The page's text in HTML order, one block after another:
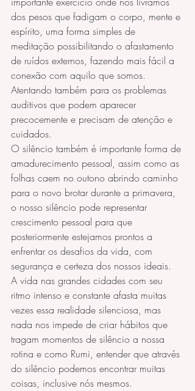
dos pesos que fadigam o corpo, mente e
espírito, uma forma simples de
meditação possibilitando o afastamento
de ruídos externos, fazendo mais fácil a
conexão com aquilo que somos.
Atentando também para os problemas
auditivos que podem aparecer
precocemente e precisam de atenção e
cuidados.
O silêncio também é importante forma de
amadurecimento pessoal, assim como as
folhas caem no outono abrindo caminho
para o novo brotar durante a primavera,
o nosso silêncio pode representar
crescimento pessoal para que
posteriormente estejamos prontos a
enfrentar os desafios da vida, com
segurança e certeza dos nossos ideais.
A vida nas grandes cidades com seu
ritmo intenso e constante afasta muitas
vezes essa realidade silenciosa, mas
nada nos impede de criar hábitos que
tragam momentos de silêncio a nossa
rotina e como Rumi, entender que através
do silêncio podemos encontrar muitas
coisas, inclusive nós mesmos.